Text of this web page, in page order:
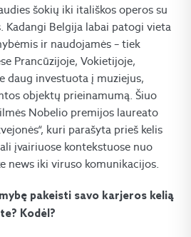
šokių iki itališkos operos su
Kadangi Belgija labai patogi vieta
ir naudojamės – tiek
Prancūzijoje, Vokietijoje,
daug investuota į muziejus,
objektų prieinamumą. Šiuo
Nobelio premijos laureato
kuri parašyta prieš kelis
įvairiuose kontekstuose nuo
news iki viruso komunikacijos.
pakeisti savo karjeros kelią
Kodėl?